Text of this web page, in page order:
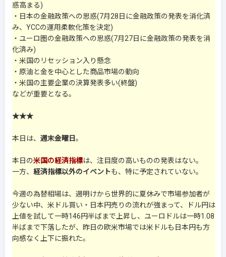
惑高まる)
・日本の金融政策への思惑(7月28日に金融政策の発表を消化済
み、YCCの運用柔軟化策を決定)
・ユーロ圏の金融政策への思惑(7月27日に金融政策の発表を消
化済み)
・米国のリセッション入り懸念
・原油と金を中心とした商品市場の動向
・米国の主要企業の決算発表多い(終盤)
などが重要となる。
★★★
本日は、 週末金曜日。
本日の米国の経済指標は、注目度の高いものの発表はない。
一方、 経済指標以外のイベントも、特に予定されていない。
今週の為替相場は、週明けから世界的に夏休みで市場参加者が
少ない中、米ドル買い・日本円売りの流れが強まって、ドル円は
上値を試して一時146円半ばまで上昇し、ユーロドルは一時1.08
半ばまで下落したが、昨日の欧米市場では米ドルも日本円も方
向感なく上下に振れた。